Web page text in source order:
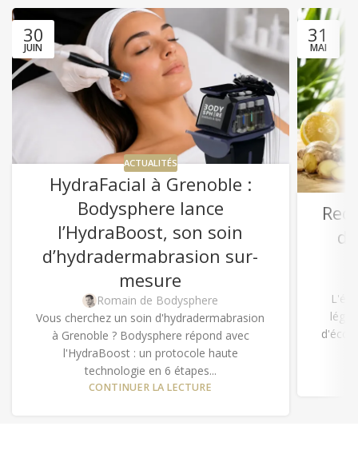
30
JUIN
ACTUALITÉS
HydraFacial à Grenoble :
Bodysphere lance
l’HydraBoost, son soin
d’hydradermabrasion sur-
mesure
Romain de Bodysphere
Vous cherchez un soin d'hydradermabrasion
à Grenoble ? Bodysphere répond avec
l'HydraBoost : un protocole haute
technologie en 6 étapes...
CONTINUER LA LECTURE
31
MAI